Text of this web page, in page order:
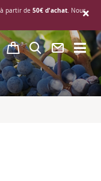
partir de 50€ d'achat. Nous